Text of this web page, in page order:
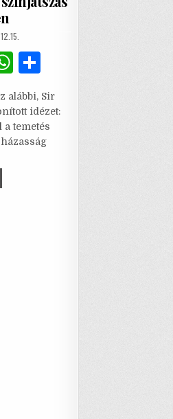
W
at
s
A
ar
e
alábbi, Sir
idézet:
a temetés